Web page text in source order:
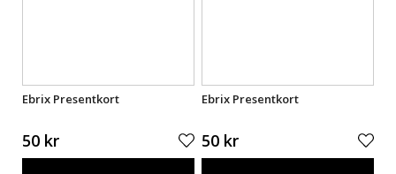
Ebrix Presentkort
50 kr
Ebrix Presentkort
50 kr